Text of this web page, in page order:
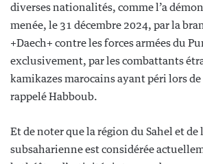
diverses nationalités, comme l’a
menée, le 31 décembre 2024, par la
+Daech+ contre les forces armées du
exclusivement, par les combattants
kamikazes marocains ayant péri lors de
rappelé Habboub.
Et de noter que la région du Sahel et de
subsaharienne est considérée